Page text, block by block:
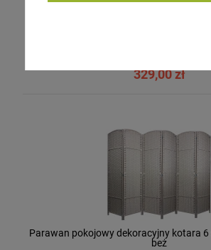
329,00 zł
Parawan pokojowy dekoracyjny kotara 6
beż